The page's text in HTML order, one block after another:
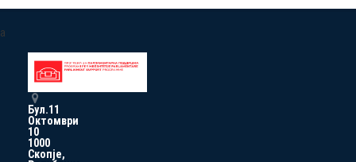
a
Бул.11
Октомври
10
1000
Скопје,